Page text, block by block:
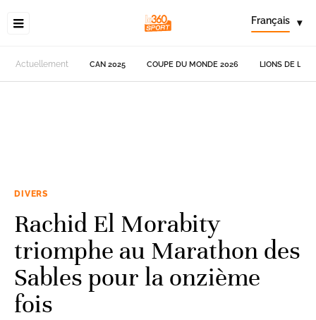
Français ▾
Actuellement CAN 2025 COUPE DU MONDE 2026 LIONS DE
DIVERS
Rachid El Morabity
triomphe au Marathon des
Sables pour la onzième
fois